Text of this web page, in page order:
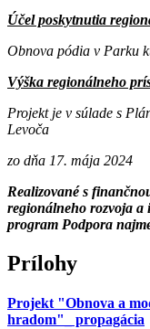
Účel poskytnutia
Obnova pódia v Parku
Výška regionálneho
Projekt je v súlade s
Levoča
zo dňa 17. mája 2024
Realizované s
regionálneho rozvoja a
program Podpora
Prílohy
Projekt "Obnova a
hradom"_ propagácia